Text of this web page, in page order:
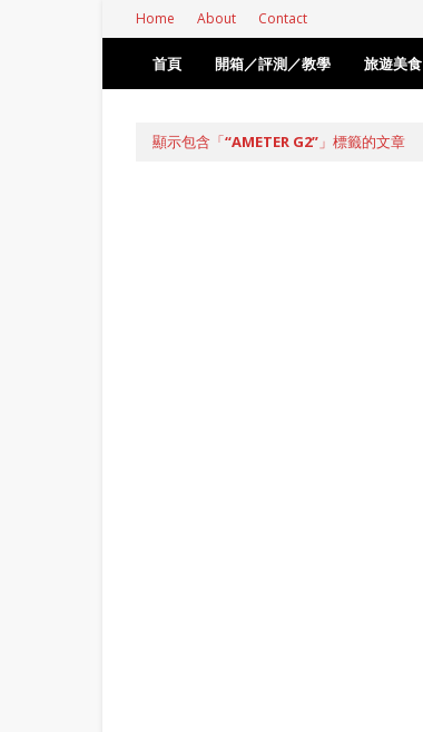
Home About Contact
首頁 開箱／評測／教學 旅遊美食
顯示包含「 AMETER G2 」標籤的文章